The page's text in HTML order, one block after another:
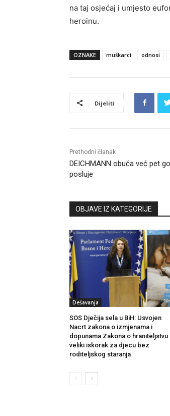
na taj osjećaj i umjesto
heroinu.
OZNAKE muškarci odnosi
Dijeliti
Prethodni članak
DEICHMANN obuća već pet
posluje
OBJAVE IZ KATEGORIJE
Dešavanja
SOS Dječija sela u BiH: Usvojen
Nacrt zakona o izmjenama i
dopunama Zakona o hraniteljstvu
veliki iskorak za djecu bez
roditeljskog staranja